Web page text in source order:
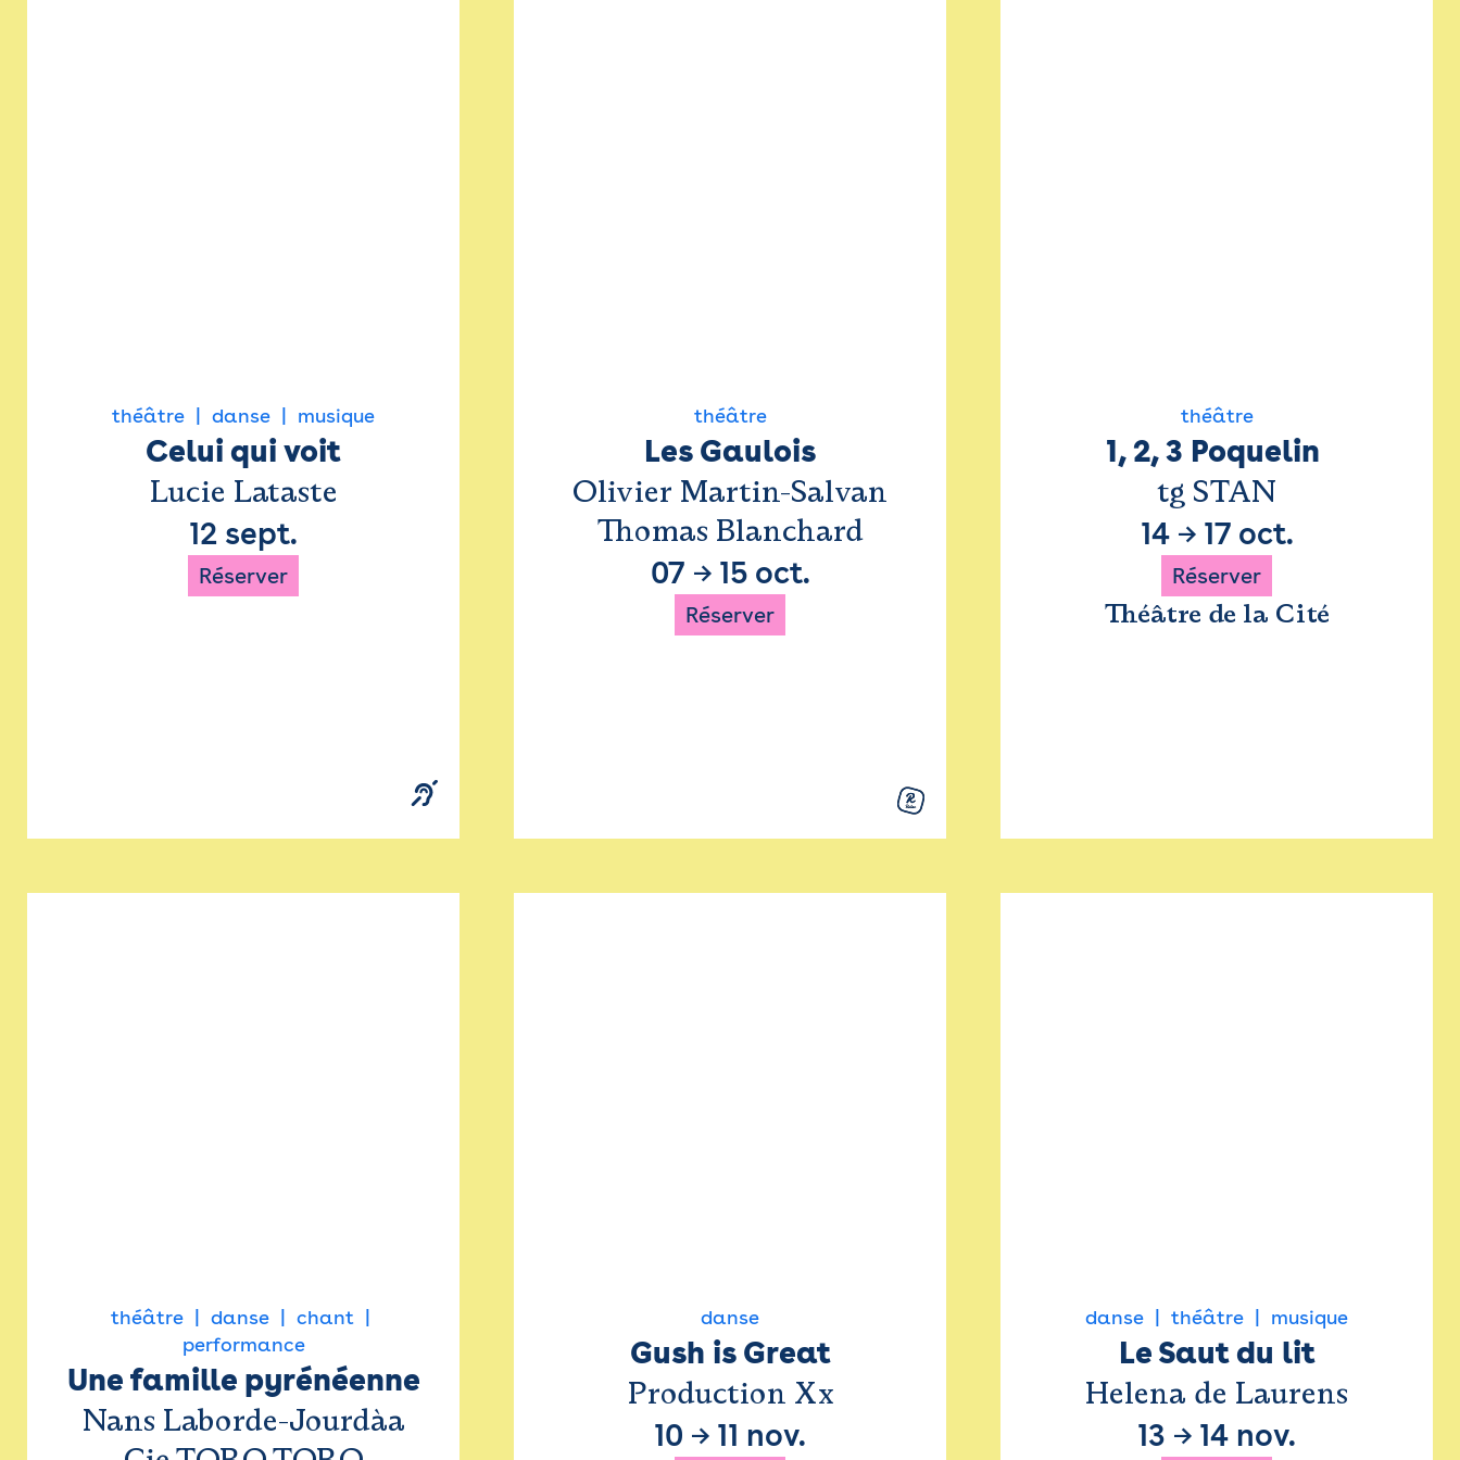
théâtre danse musique
Celui qui voit
Lucie Lataste
12 sept.
Réserver
théâtre
Les Gaulois
Olivier Martin-Salvan
Thomas Blanchard
07 → 15 oct.
Réserver
théâtre
1, 2, 3 Poquelin
tg STAN
14→ 17 oct.
Réserver
Théâtre de la Cité
théâtre danse
chant
performance
Une famille pyrénéenne
Nans Laborde-Jourdàa
danse
Gush is Great
Production Xx
10 → 11 nov.
danse théâtre musique
Le Saut du lit
Helena de Laurens
13 → 14 nov.